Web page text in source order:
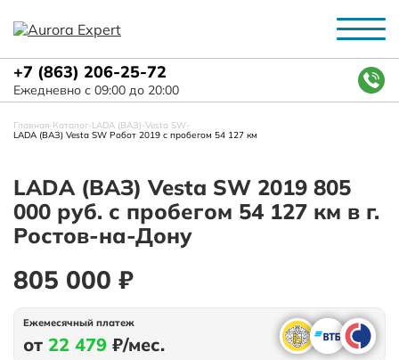
+7 (863) 206-25-72
Ежедневно с 09:00 до 20:00
Главная-Каталог-LADA (ВАЗ)-Vesta SW-
LADA (ВАЗ) Vesta SW Робот 2019 с пробегом 54 127 км
LADA (ВАЗ) Vesta SW 2019 805
000 руб. с пробегом 54 127 км в г.
Ростов-на-Дону
805 000 ₽
Ежемесячный платеж
от 22 479 ₽/мес.